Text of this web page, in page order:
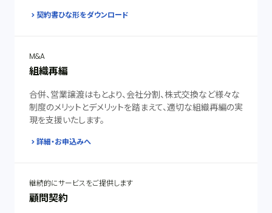
契約書ひな形をダウンロード
M&A
組織再編
合併、営業譲渡はもとより、会社分割、株式交換など様々な
制度のメリットとデメリットを踏まえて、適切な組織再編の実
現を支援いたします。
詳細・お申込みへ
継続的にサービスをご提供します
顧問契約